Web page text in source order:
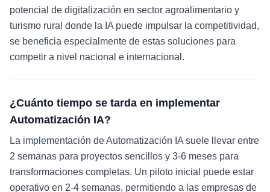
potencial de digitalización en sector agroalimentario y
turismo rural donde la IA puede impulsar la competitividad,
se beneficia especialmente de estas soluciones para
competir a nivel nacional e internacional.
¿Cuánto tiempo se tarda en implementar
Automatización IA?
La implementación de Automatización IA suele llevar entre
2 semanas para proyectos sencillos y 3-6 meses para
transformaciones completas. Un piloto inicial puede estar
operativo en 2-4 semanas, permitiendo a las empresas de